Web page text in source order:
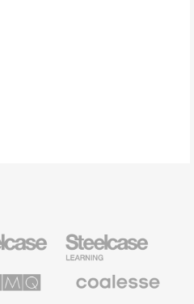
Education
Furniture
Premium